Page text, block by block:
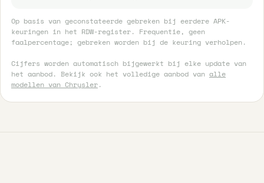
Op basis van geconstateerde gebreken bij eerdere APK-
keuringen in het RDW-register. Frequentie, geen
faalpercentage; gebreken worden bij de keuring verholpen.
Cijfers worden automatisch bijgewerkt bij elke update van
het aanbod. Bekijk ook het volledige aanbod van alle
modellen van Chrysler.